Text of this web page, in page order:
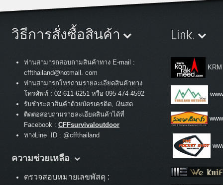
วิธีการสั่งซื้อสินค้า
ท่านสามารถสอบถามสินค้าทาง E-mail :
cffthailand@hotmail. com
ท่านสามารถโทรถามรายละเอียดสินค้าทาง
โทรศัพท์ : 02-611-6251 หรือ 095-474-4592
รับชำระค่าสินค้าด้วยบัตรเครดิต, เงินสด
ติดต่อสอบถามรายละเอียดสินค้าได้ที่
Facebook : CFFsurvivaloutdoor
ทางLine ID : @cffthailand
ความช่วยเหลือ
ตรวจสอบหมายเลขพัสดุ :
Link.
KRM